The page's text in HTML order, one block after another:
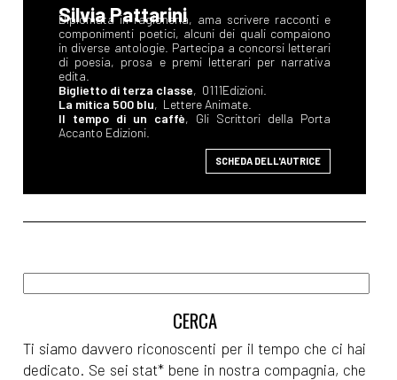
Silvia Pattarini
Diplomata in ragioneria, ama scrivere racconti e
componimenti poetici, alcuni dei quali compaiono
in diverse antologie. Partecipa a concorsi letterari
di poesia, prosa e premi letterari per narrativa
edita.
Biglietto di terza classe, 0111Edizioni.
La mitica 500 blu, Lettere Animate.
Il tempo di un caffè, Gli Scrittori della Porta
Accanto Edizioni.
SCHEDA DELL'AUTRICE
Ti siamo davvero riconoscenti per il tempo che ci hai
dedicato. Se sei stat* bene in nostra compagnia, che